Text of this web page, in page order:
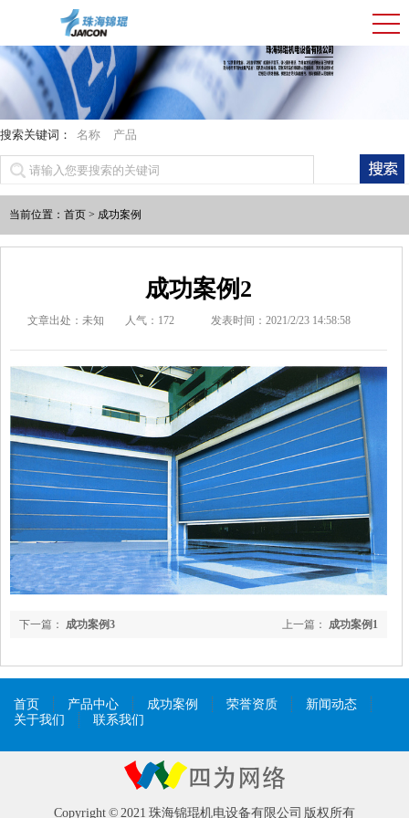
搜索关键词： 名称 产品
当前位置： 首页 > 成功案例
成功案例2
文章出处：未知 人气： 172 发表时间：2021/2/23 14:58:58
上一篇： 成功案例1
下一篇： 成功案例3
首页 产品中心 成功案例 荣誉资质
新闻动态
关于我们
联系我们
Copyright © 2021 珠海锦琨机电设备有限公司 版权所有